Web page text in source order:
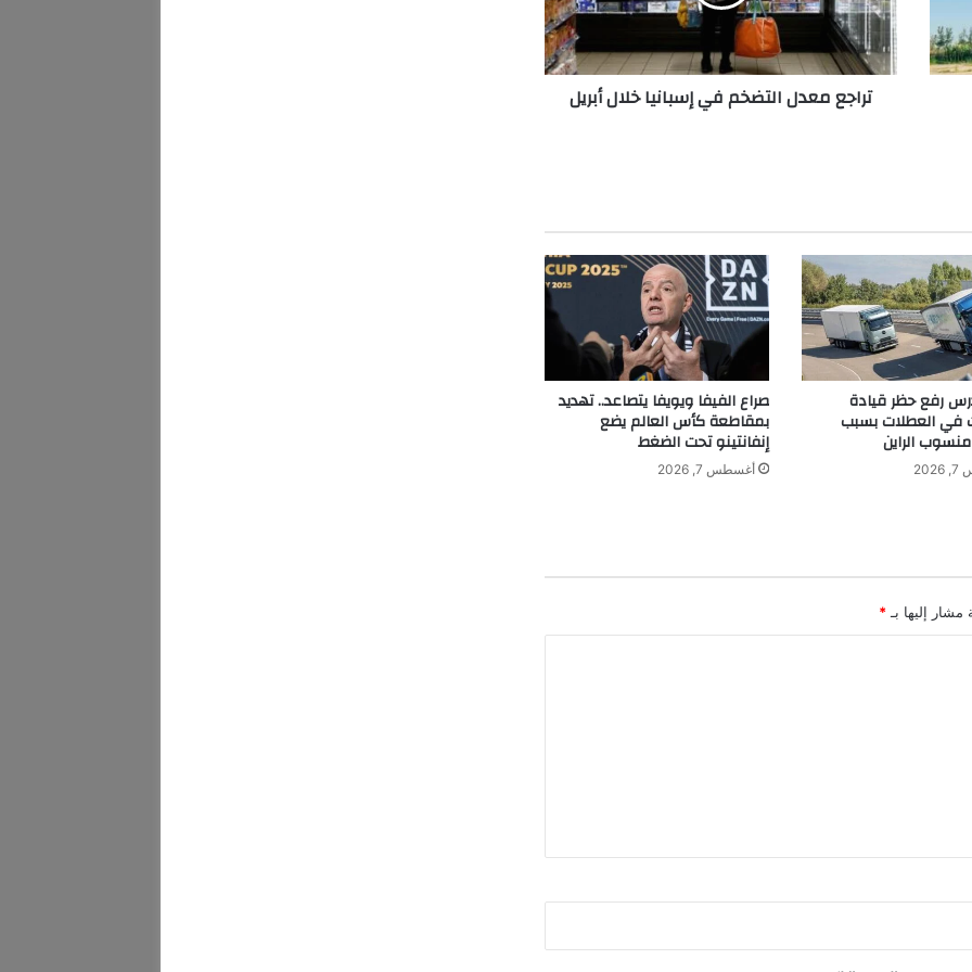
م
ع
د
ل
ف
ي
س
ب
ا
ي
ا
خ
ر
ل
تراجع معدل التضخم في إسبانيا خلال أبريل
رفع حظر قيادة
في العطلات بسبب
الراين
صراع الفيفا ويويفا يتصاعد.. تهديد
بمقاطعة كأس العالم يضع
إنفانتينو تحت الضغط
أغسطس 7, 2026
مشار إليها بـ *